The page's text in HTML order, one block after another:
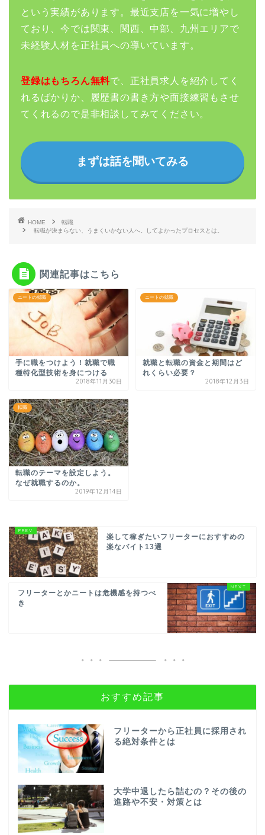
という実績があります。最近支店を一気に増やし
ており、今では関東、関西、中部、九州エリアで
未経験人材を正社員への導いています。
登録はもちろん無料で、正社員求人を紹介してく
れるばかりか、履歴書の書き方や面接練習もさせ
てくれるので是非相談してみてください。
まずは話を聞いてみる
HOME
転職
転職が決まらない、うまくいかない人へ。してよかったプロセスとは。
関連記事はこちら
ニートの就職
手に職をつけよう！就職で職
種特化型技術を身につける
2018年11月30日
ニートの就職
就職と転職の資金と期間はど
れくらい必要？
2018年12月3日
転職
転職のテーマを設定しよう。
なぜ就職するのか。
2019年12月14日
楽して稼ぎたいフリーターにおすすめの
楽なバイト13選
フリーターとかニートは危機感を持つべ
き
おすすめ記事
フリーターから正社員に採用され
る絶対条件とは
大学中退したら詰むの？その後の
進路や不安・対策とは